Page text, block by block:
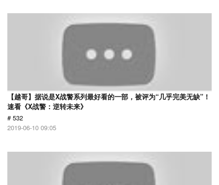
【越哥】据说是X战警系列最好看的一部，被评为“几乎完美无缺”！
速看《X战警：逆转未来》
# 532
2019-06-10 09:05